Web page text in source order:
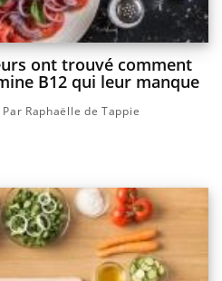
ont trouvé comment
B12 qui leur manque
Par Raphaëlle de Tappie